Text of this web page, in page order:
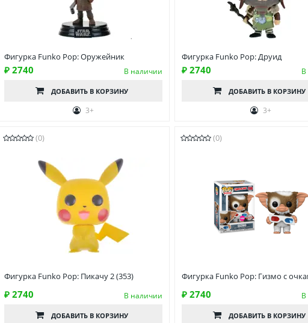
Фигурка Funko Pop: Оружейник
₽ 2740 В наличии
ДОБАВИТЬ В КОРЗИНУ
3+
Фигурка Funko Pop: Друид
₽ 2740 В
ДОБАВИТЬ В КОРЗИНУ
3+
(0)
Фигурка Funko Pop: Пикачу 2 (353)
₽ 2740 В наличии
ДОБАВИТЬ В КОРЗИНУ
(0)
Фигурка Funko Pop: Гизмо с
₽ 2740 В
ДОБАВИТЬ В КОРЗИНУ